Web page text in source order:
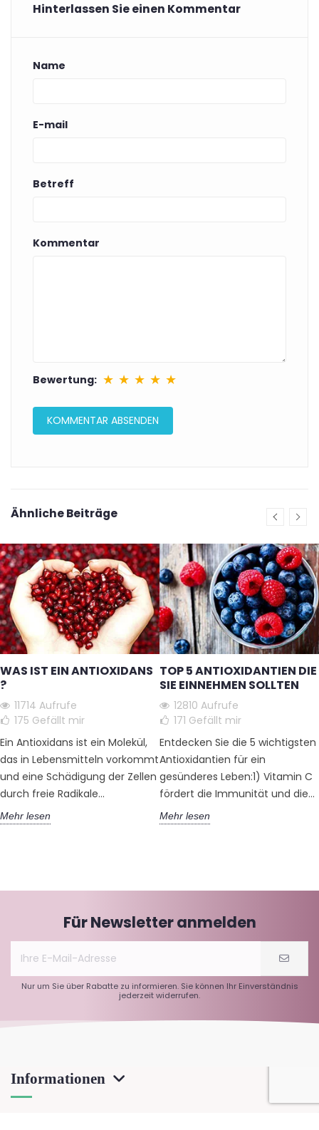
Hinterlassen Sie einen Kommentar
Name
E-mail
Betreff
Kommentar
Bewertung: ★ ★ ★ ★ ★
Ähnliche Beiträge
WAS IST EIN ANTIOXIDANS
?
11714 Aufrufe
175 Gefällt mir
Ein Antioxidans ist ein Molekül,
das in Lebensmitteln vorkommt
und eine Schädigung der Zellen
durch freie Radikale...
Mehr lesen
TOP 5 ANTIOXIDANTIEN DIE
SIE EINNEHMEN SOLLTEN
12810 Aufrufe
171 Gefällt mir
Entdecken Sie die 5 wichtigsten
Antioxidantien für ein
gesünderes Leben:1) Vitamin C
fördert die Immunität und die...
Mehr lesen
Für Newsletter anmelden
Nur um Sie über Rabatte zu informieren. Sie können Ihr Einverständnis
jederzeit widerrufen.
Informationen